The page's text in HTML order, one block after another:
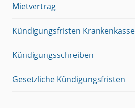
Mietvertrag
Kündigungsfristen Krankenkasse
Kündigungsschreiben
Gesetzliche Kündigungsfristen